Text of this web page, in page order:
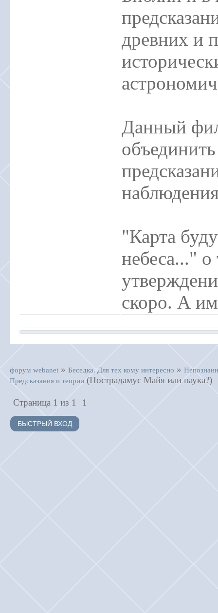
древних и
Данный
"Карта
небеса..." о
скоро. А
форум webanet » Беседка. Для тех кому интересно »
Предсказания и теории (Нострадамус Майя или наука?)
Страница 1 из 1 1